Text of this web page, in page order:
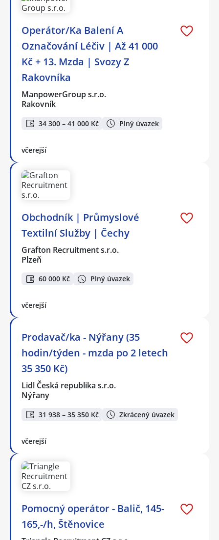
Operátor/Ka Balení A
Označování Léčiv | Až 41 000
Kč + 13. Mzda | Svozy Z
Rakovníka
ManpowerGroup s.r.o.
Rakovník
34 300 – 41 000 Kč Plný úvazek
včerejší
Obchodník | Průmyslové
Textilní Služby | Čechy
Grafton Recruitment s.r.o.
Plzeň
60 000 Kč Plný úvazek
včerejší
Prodavač/ka - Nýřany (35
hodin/týden - mzda po 2 letech
35 350 Kč)
Lidl Česká republika s.r.o.
Nýřany
31 938 – 35 350 Kč Zkrácený úvazek
včerejší
Pomocný operátor - Balič, 145-
165,-/h, Štěnovice